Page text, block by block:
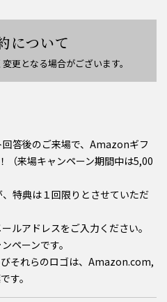
について
更となる場合がございます。
答後のご来場で、Amazonギフ
（来場キャンペーン期間中は5,00
特典は１回限りとさせていただ
ルアドレスをご入力ください。
ペーンです。
それらのロゴは、Amazon.com,
す。